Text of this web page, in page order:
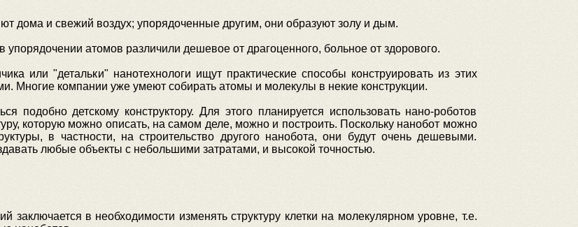
дома и свежий воздух; упорядоченные другим, они образуют золу и дым.
упорядочении атомов различили дешевое от драгоценного, больное от здорового.
или "детальки" нанотехнологи ищут практические способы конструировать из этих
Многие компании уже умеют собирать атомы и молекулы в некие конструкции.
подобно детскому конструктору. Для этого планируется использовать нано-роботов
которую можно описать, на самом деле, можно и построить. Поскольку нанобот можно
в частности, на строительство другого нанобота, они будут очень дешевыми.
любые объекты с небольшими затратами, и высокой точностью.
в необходимости изменять структуру клетки на молекулярном уровне, т.е.